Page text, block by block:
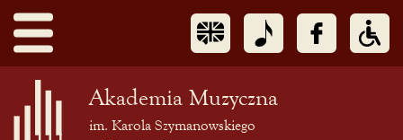
Akademia Muzyczna
im. Karola Szymanowskiego